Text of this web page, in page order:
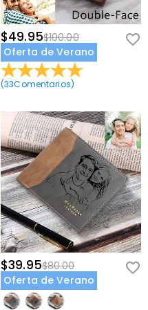
$49.95$100.00
Oferta de Verano
(33Comentarios)
$39.95$80.00
Oferta de Verano